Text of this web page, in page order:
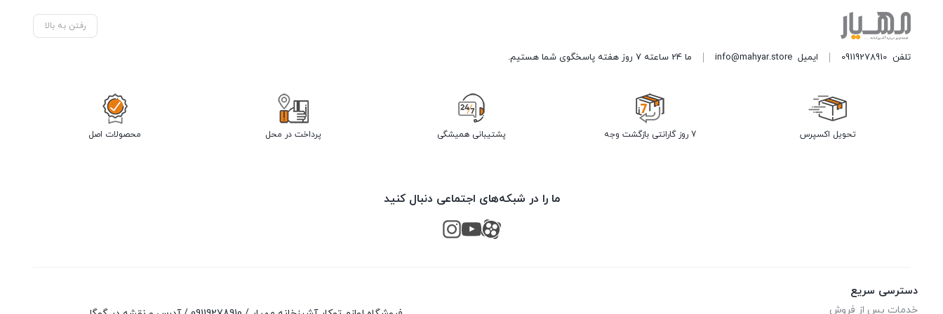
رفتن به بالا
تلفن09119278910 ایمیلinfo@mahyar.store ما 24 ساعته 7 روز هفته پاسخگوی شما هستیم.
تحویل اکسپرس 7 روز گارانتی بازگشت وجه پشتیبانی همیشگی پرداخت در محل محصولات اصل
ما را در شبکه‌های اجتماعی دنبال کنید
دسترسی سریع
خدمات پس از فروش